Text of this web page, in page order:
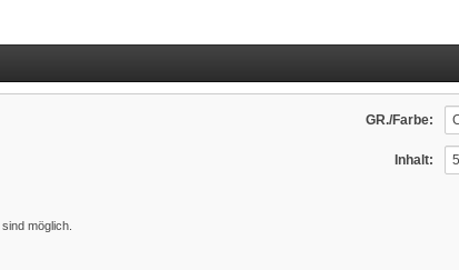
GR./Farbe:
Inhalt:
möglich.